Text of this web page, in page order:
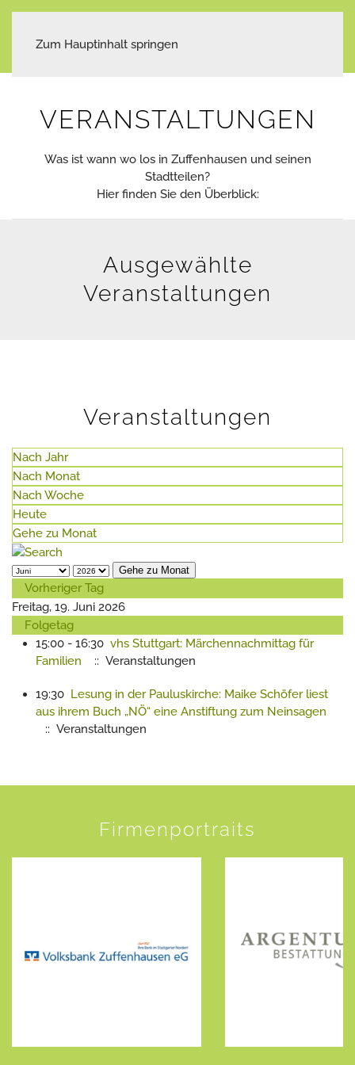
Zum Hauptinhalt springen
VERANSTALTUNGEN
Was ist wann wo los in Zuffenhausen und seinen
Stadtteilen?
Hier finden Sie den Überblick:
Ausgewählte
Veranstaltungen
Veranstaltungen
Nach Jahr
Nach Monat
Nach Woche
Heute
Gehe zu Monat
Gehe zu Monat
Vorheriger Tag
Freitag, 19. Juni 2026
Folgetag
15:00 - 16:30 vhs Stuttgart: Märchennachmittag für
Familien
:: Veranstaltungen
19:30 Lesung in der Pauluskirche: Maike Schöfer liest
aus ihrem Buch „NÖ“ eine Anstiftung zum Neinsagen
:: Veranstaltungen
Firmenportraits